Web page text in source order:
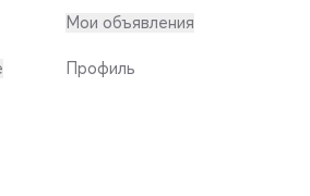
Мои объявления
Профиль